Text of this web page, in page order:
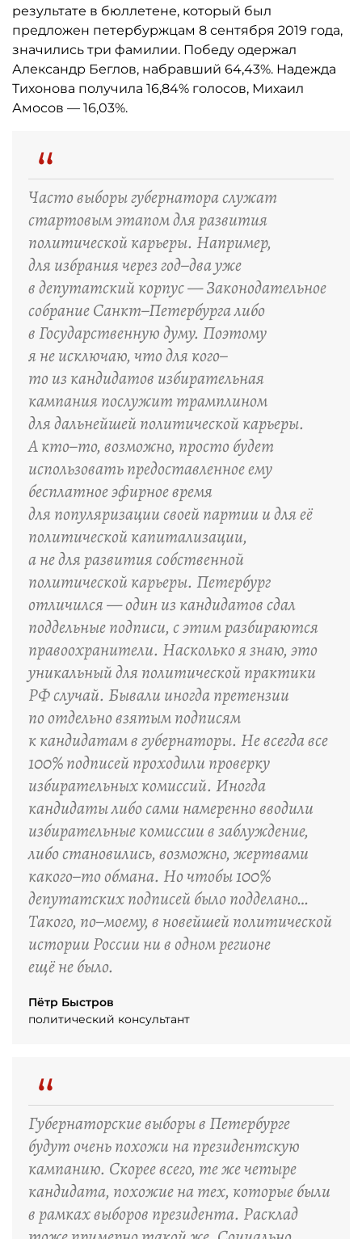
результате в бюллетене, который был
предложен петербуржцам 8 сентября 2019 года,
значились три фамилии. Победу одержал
Александр Беглов, набравший 64,43%. Надежда
Тихонова получила 16,84% голосов, Михаил
Амосов — 16,03%.
“
Часто выборы губернатора служат
стартовым этапом для развития
политической карьеры. Например,
для избрания через год–два уже
в депутатский корпус — Законодательное
собрание Санкт–Петербурга либо
в Государственную думу. Поэтому
я не исключаю, что для кого–
то из кандидатов избирательная
кампания послужит трамплином
для дальнейшей политической карьеры.
А кто–то, возможно, просто будет
использовать предоставленное ему
бесплатное эфирное время
для популяризации своей партии и для её
политической капитализации,
а не для развития собственной
политической карьеры. Петербург
отличился — один из кандидатов сдал
поддельные подписи, с этим разбираются
правоохранители. Насколько я знаю, это
уникальный для политической практики
РФ случай. Бывали иногда претензии
по отдельно взятым подписям
к кандидатам в губернаторы. Не всегда все
100% подписей проходили проверку
избирательных комиссий. Иногда
кандидаты либо сами намеренно вводили
избирательные комиссии в заблуждение,
либо становились, возможно, жертвами
какого–то обмана. Но чтобы 100%
депутатских подписей было подделано…
Такого, по–моему, в новейшей политической
истории России ни в одном регионе
ещё не было.
Пётр Быстров
политический консультант
“
Губернаторские выборы в Петербурге
будут очень похожи на президентскую
кампанию. Скорее всего, те же четыре
кандидата, похожие на тех, которые были
в рамках выборов президента. Расклад